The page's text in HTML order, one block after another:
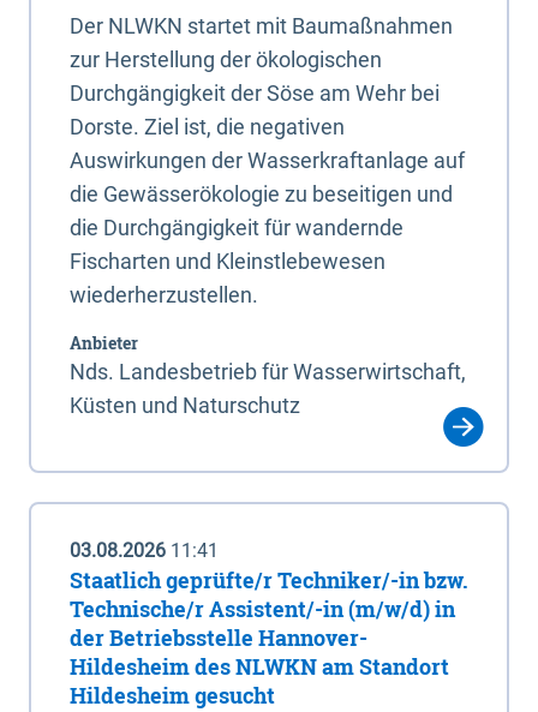
Der NLWKN startet mit Baumaßnahmen
zur Herstellung der ökologischen
Durchgängigkeit der Söse am Wehr bei
Dorste. Ziel ist, die negativen
Auswirkungen der Wasserkraftanlage auf
die Gewässerökologie zu beseitigen und
die Durchgängigkeit für wandernde
Fischarten und Kleinstlebewesen
wiederherzustellen.
Anbieter
Nds. Landesbetrieb für Wasserwirtschaft,
Küsten und Naturschutz
03.08.2026 11:41
Staatlich geprüfte/r Techniker/-in bzw.
Technische/r Assistent/-in (m/w/d) in
der Betriebsstelle Hannover-
Hildesheim des NLWKN am Standort
Hildesheim gesucht